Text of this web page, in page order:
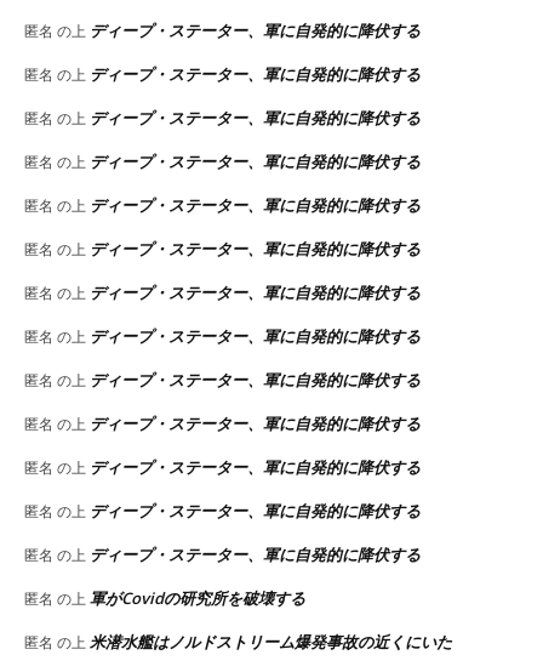
匿名 の上 ディープ・ステーター、軍に自発的に降伏する
匿名 の上 ディープ・ステーター、軍に自発的に降伏する
匿名 の上 ディープ・ステーター、軍に自発的に降伏する
匿名 の上 ディープ・ステーター、軍に自発的に降伏する
匿名 の上 ディープ・ステーター、軍に自発的に降伏する
匿名 の上 ディープ・ステーター、軍に自発的に降伏する
匿名 の上 ディープ・ステーター、軍に自発的に降伏する
匿名 の上 ディープ・ステーター、軍に自発的に降伏する
匿名 の上 ディープ・ステーター、軍に自発的に降伏する
匿名 の上 ディープ・ステーター、軍に自発的に降伏する
匿名 の上 ディープ・ステーター、軍に自発的に降伏する
匿名 の上 ディープ・ステーター、軍に自発的に降伏する
匿名 の上 ディープ・ステーター、軍に自発的に降伏する
匿名 の上 軍がCovidの研究所を破壊する
匿名 の上 米潜水艦はノルドストリーム爆発事故の近くにいた